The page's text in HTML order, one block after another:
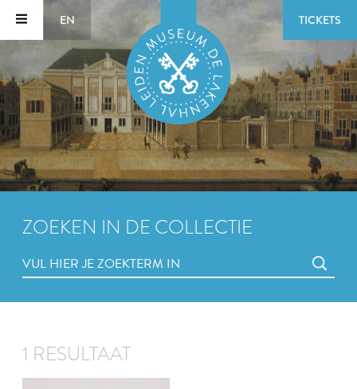
EN TICKETS
ZOEKEN IN DE COLLECTIE
1 RESULTAAT